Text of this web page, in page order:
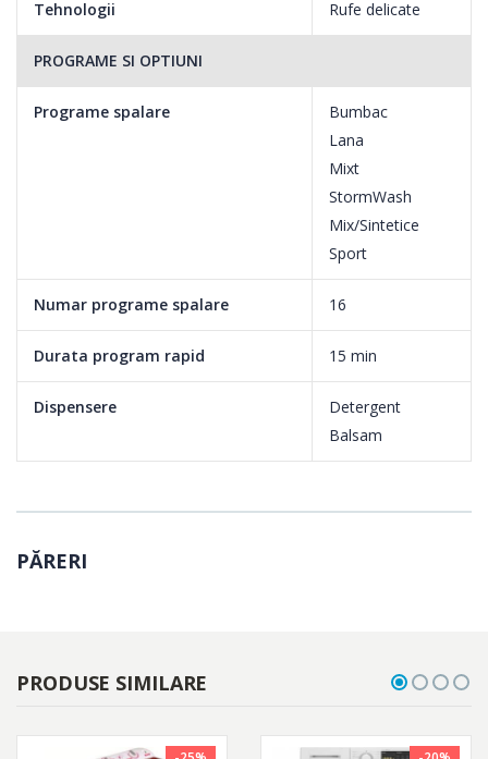
Tehnologii Rufe delicate
PROGRAME SI OPTIUNI
Programe spalare
Bumbac
Lana
Mixt
StormWash
Mix/Sintetice
Sport
Numar programe spalare 16
Durata program rapid 15 min
Dispensere
Detergent
Balsam
PĂRERI
PRODUSE SIMILARE